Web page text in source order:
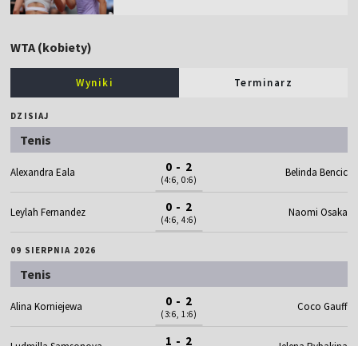
WTA (kobiety)
Wyniki Terminarz
DZISIAJ
Tenis
Alexandra Eala 0 - 2
(4:6, 0:6)
Belinda Bencic
Leylah Fernandez 0 - 2
(4:6, 4:6)
Naomi Osaka
09 SIERPNIA 2026
Tenis
Alina Korniejewa 0 - 2
(3:6, 1:6)
Coco Gauff
1 - 2